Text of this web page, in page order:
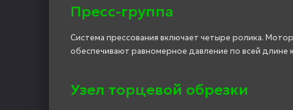
Пресс-группа
Система прессования включает четыре ролика.
обеспечивают равномерное давление по всей
Узел торцевой обрезки